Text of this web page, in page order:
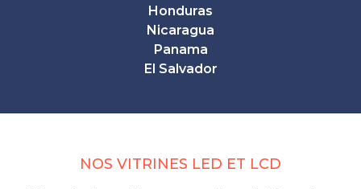
Honduras
Nicaragua
Panama
El Salvador
NOS VITRINES LED ET LCD